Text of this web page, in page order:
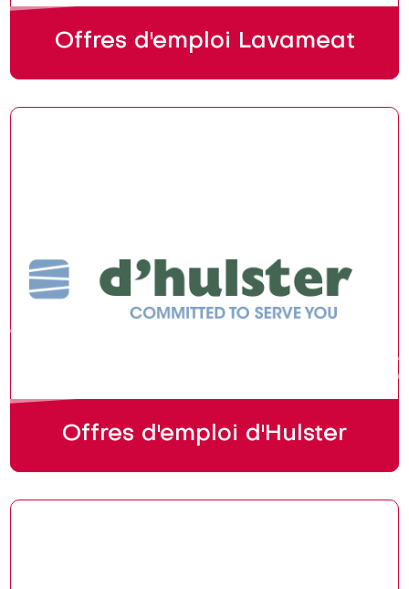
Offres d'emploi Lavameat
Offres d'emploi d'Hulster